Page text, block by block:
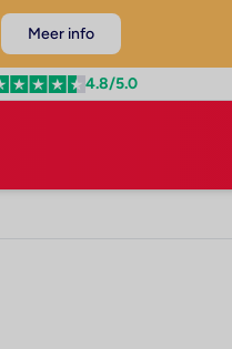
Meer info
4.8/5.0